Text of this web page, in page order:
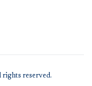
reserved.